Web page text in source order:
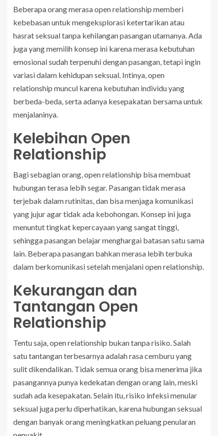
Beberapa orang merasa open relationship memberi
kebebasan untuk mengeksplorasi ketertarikan atau
hasrat seksual tanpa kehilangan pasangan utamanya. Ada
juga yang memilih konsep ini karena merasa kebutuhan
emosional sudah terpenuhi dengan pasangan, tetapi ingin
variasi dalam kehidupan seksual. Intinya, open
relationship muncul karena kebutuhan individu yang
berbeda-beda, serta adanya kesepakatan bersama untuk
menjalaninya.
Kelebihan Open
Relationship
Bagi sebagian orang, open relationship bisa membuat
hubungan terasa lebih segar. Pasangan tidak merasa
terjebak dalam rutinitas, dan bisa menjaga komunikasi
yang jujur agar tidak ada kebohongan. Konsep ini juga
menuntut tingkat kepercayaan yang sangat tinggi,
sehingga pasangan belajar menghargai batasan satu sama
lain. Beberapa pasangan bahkan merasa lebih terbuka
dalam berkomunikasi setelah menjalani open relationship.
Kekurangan dan
Tantangan Open
Relationship
Tentu saja, open relationship bukan tanpa risiko. Salah
satu tantangan terbesarnya adalah rasa cemburu yang
sulit dikendalikan. Tidak semua orang bisa menerima jika
pasangannya punya kedekatan dengan orang lain, meski
sudah ada kesepakatan. Selain itu, risiko infeksi menular
seksual juga perlu diperhatikan, karena hubungan seksual
dengan banyak orang meningkatkan peluang penularan